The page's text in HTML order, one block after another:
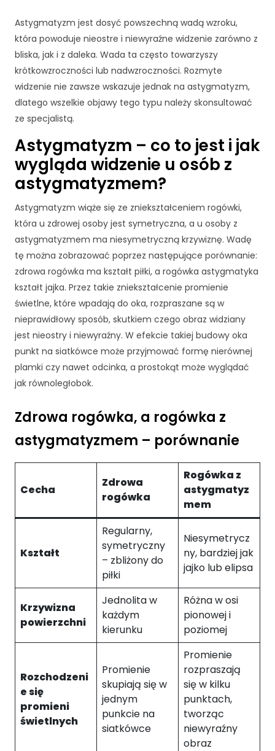
Astygmatyzm jest dosyć powszechną wadą wzroku,
która powoduje nieostre i niewyraźne widzenie zarówno z
bliska, jak i z daleka. Wada ta często towarzyszy
krótkowzroczności lub nadwzroczności. Rozmyte
widzenie nie zawsze wskazuje jednak na astygmatyzm,
dlatego wszelkie objawy tego typu należy skonsultować
ze specjalistą.
Astygmatyzm – co to jest i jak
wygląda widzenie u osób z
astygmatyzmem?
Astygmatyzm wiąże się ze zniekształceniem rogówki,
która u zdrowej osoby jest symetryczna, a u osoby z
astygmatyzmem ma niesymetryczną krzywiznę. Wadę
tę można zobrazować poprzez następujące porównanie:
zdrowa rogówka ma kształt piłki, a rogówka astygmatyka
kształt jajka. Przez takie zniekształcenie promienie
świetlne, które wpadają do oka, rozpraszane są w
nieprawidłowy sposób, skutkiem czego obraz widziany
jest nieostry i niewyraźny. W efekcie takiej budowy oka
punkt na siatkówce może przyjmować formę nierównej
plamki czy nawet odcinka, a prostokąt może wyglądać
jak równoległobok.
Zdrowa rogówka, a rogówka z
astygmatyzmem – porównanie
Cecha
Zdrowa
rogówka
Rogówka z
astygmatyz
mem
Kształt
Regularny,
symetryczny
– zbliżony do
piłki
Niesymetrycz
ny, bardziej jak
jajko lub elipsa
Krzywizna
powierzchni
Jednolita w
każdym
kierunku
Różna w osi
pionowej i
poziomej
Rozchodzeni
e się
promieni
świetlnych
Promienie
skupiają się w
jednym
punkcie na
siatkówce
Promienie
rozpraszają
się w kilku
punktach,
tworząc
niewyraźny
obraz